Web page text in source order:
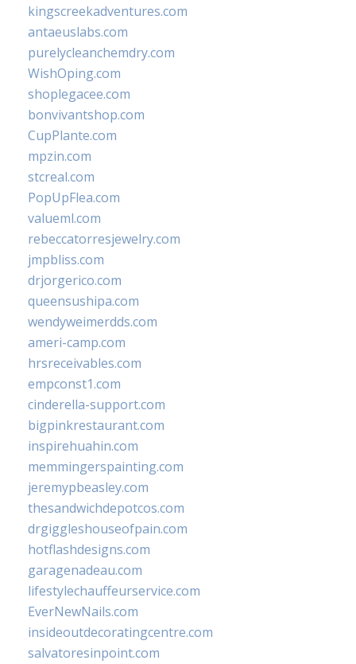
kingscreekadventures.com
antaeuslabs.com
purelycleanchemdry.com
WishOping.com
shoplegacee.com
bonvivantshop.com
CupPlante.com
mpzin.com
stcreal.com
PopUpFlea.com
valueml.com
rebeccatorresjewelry.com
jmpbliss.com
drjorgerico.com
queensushipa.com
wendyweimerdds.com
ameri-camp.com
hrsreceivables.com
empconst1.com
cinderella-support.com
bigpinkrestaurant.com
inspirehuahin.com
memmingerspainting.com
jeremypbeasley.com
thesandwichdepotcos.com
drgiggleshouseofpain.com
hotflashdesigns.com
garagenadeau.com
lifestylechauffeurservice.com
EverNewNails.com
insideoutdecoratingcentre.com
salvatoresinpoint.com